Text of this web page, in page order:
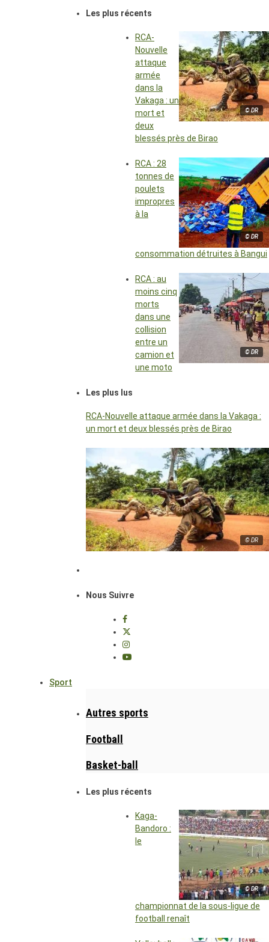
Les plus récents
© DR
RCA-
Nouvelle
attaque
armée
dans la
Vakaga : un
mort et
deux
blessés près de Birao
© DR
RCA : 28
tonnes de
poulets
impropres
à la
consommation détruites à Bangui
© DR
RCA : au
moins cinq
morts
dans une
collision
entre un
camion et
une moto
Les plus lus
RCA-Nouvelle attaque armée dans la Vakaga :
un mort et deux blessés près de Birao
© DR
Nous Suivre
Sport
Autres sports
Football
Basket-ball
Les plus récents
© DR
Kaga-
Bandoro :
le
championnat de la sous-ligue de
football renaît